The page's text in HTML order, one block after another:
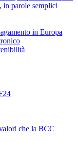
parole semplici
in Europa
che la BCC